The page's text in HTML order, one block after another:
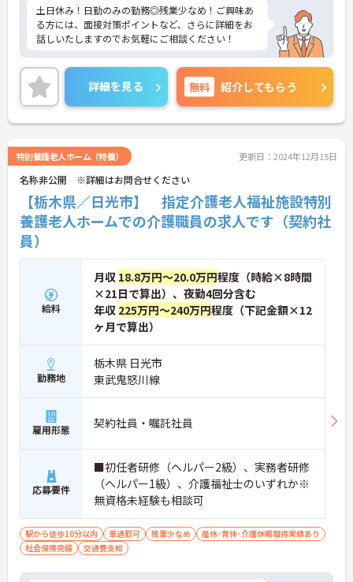
土日休み！日勤のみの勤務◎残業少なめ！ご興味あ
る方には、面接対策ポイントなど、さらに詳細をお
話しいたしますのでお気軽にご相談ください！
詳細を見る 無料 紹介してもらう
特別養護老人ホーム（特養） 更新日：2024年12月15日
名称非公開 ※詳細はお問合せください
【栃木県／日光市】 指定介護老人福祉施設特別
養護老人ホームでの介護職員の求人です（契約社
員）
給料
月収 18.8万円～20.0万円程度（時給×8時間
×21日で算出）、夜勤4回分含む
年収 225万円～240万円程度（下記金額×12
ヶ月で算出）
勤務地
栃木県 日光市
東武鬼怒川線
雇用形態 契約社員・嘱託社員
応募要件
■初任者研修（ヘルパー2級）、実務者研修
（ヘルパー1級）、介護福祉士のいずれか※
無資格未経験も相談可
駅から徒歩10分以内 車通勤可 残業少なめ
産休･育休･介護休暇取得実績あり
社会保険完備
交通費支給